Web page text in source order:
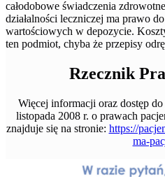
całodobowe świadczenia
działalności leczniczej ma prawo
wartościowych w depozycie.
ten podmiot, chyba że przepisy
Rzecznik
Więcej informacji oraz dostęp
listopada 2008 r. o prawach
znajduje się na stronie: https://
ma-